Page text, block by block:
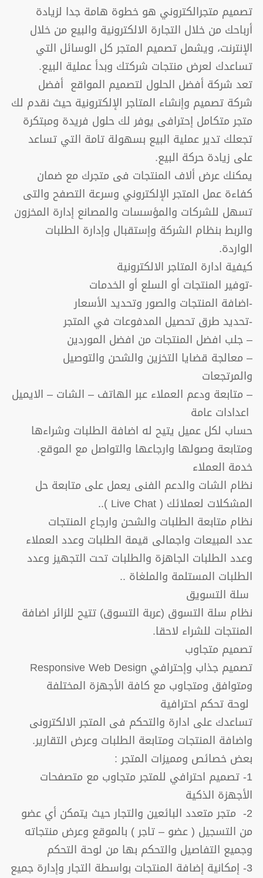
تصميم متجرالكتروني هو خطوة هامة جدا لزيادة
أرباحك من خلال التجارة الالكترونية والبيع من خلال
الإنترنت، ويشمل تصميم المتجر كل الوسائل التي
تساعدك لعرض منتجات شركتك وبدأ عملية البيع.
تعد شركة أفضل الحلول لتصميم المواقع أفضل
شركة تصميم وإنشاء المتاجر الإلكترونية حيث نقدم لك
متجر متكامل إحترافى يوفر لك حلول فريدة ومبتكرة
تجعلك تدير عملية البيع بسهولة تامة التي تساعد
على زيادة حركة البيع.
يمكنك عرض ألاف المنتجات فى متجرك مع ضمان
كفاءة عمل المتجر الإلكتروني وسرعة التصفح والتى
تسهل للشركات والمؤسسات والمصانع إدارة المخزون
والربط بنظام الشركة وإستقبال وإدارة الطلبات
الواردة.
كيفية ادارة المتاجر الالكترونية
-توفير المنتجات أو السلع أو الخدمات
-اضافة المنتجات والصور وتحديد الأسعار
-تحديد طرق تحصيل المدفوعات في المتجر
– جلب افضل المنتجات من افضل الموردين
– معالجة قضايا التخزين والشحن والتوصيل
والمرتجعات
– متابعة ودعم العملاء عبر الهاتف – الشات – الايميل
اعدادات عامة
حساب لكل عميل يتيح له اضافة الطلبات وشراءها
ومتابعة وصولها وارجاعها والتواصل مع الموقع.
خدمة العملاء
نظام الشات والدعم الفنى يعمل على متابعة حل
المشكلات لعملائك ( Live Chat )..
نظام متابعة الطلبات والشحن وارجاع المنتجات
عدد المبيعات واجمالى قيمة الطلبات وعدد العملاء
وعدد الطلبات الجاهزة والطلبات تحت التجهيز وعدد
الطلبات المستلمة والملغاة ..
سلة التسويق
نظام سلة التسوق (عربة التسوق) تتيح للزائر اضافة
المنتجات للشراء لاحقا.
تصميم متجاوب
تصميم جذاب وإحترافي Responsive Web Design
ومتوافق ومتجاوب مع كافة الأجهزة المختلفة
لوحة تحكم احترافية
تساعدك على ادارة والتحكم فى المتجر الالكترونى
واضافة المنتجات ومتابعة الطلبات وعرض التقارير.
بعض خصائص ومميزات المتجر :
1- تصميم احترافي للمتجر متجاوب مع متصفحات
الأجهزة الذكية
2- متجر متعدد البائعين والتجار حيث يتمكن أي عضو
من التسجيل ( عضو – تاجر ) بالموقع وعرض منتجاته
وجميع التفاصيل والتحكم بها من لوحة التحكم
3- إمكانية إضافة المنتجات بواسطة التجار وإدارة جميع